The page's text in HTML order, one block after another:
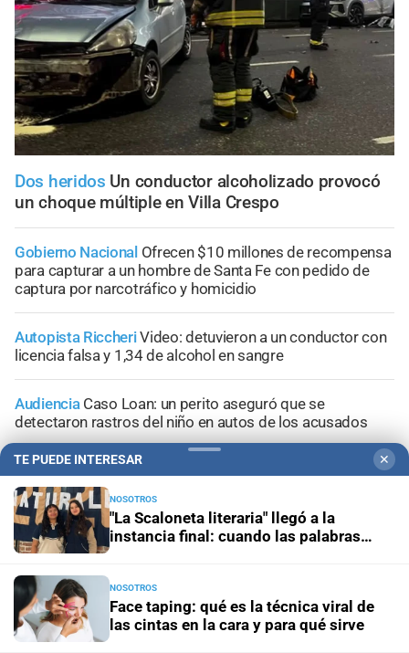
Dos heridos Un conductor alcoholizado provocó
un choque múltiple en Villa Crespo
Gobierno Nacional Ofrecen $10 millones de recompensa
para capturar a un hombre de Santa Fe con pedido de
captura por narcotráfico y homicidio
Autopista RiccheriVideo: detuvieron a un conductor con
licencia falsa y 1,34 de alcohol en sangre
Audiencia Caso Loan: un perito aseguró que se
detectaron rastros del niño en autos de los acusados
Declaración clave: el enfermero aseguró que
Maradona “fue al baño” la noche anterior a su muerte
+Información General
TE PUEDE INTERESAR ✕
NOSOTROS
"La Scaloneta literaria" llegó a la
instancia final: cuando las palabras
NOSOTROS
Face taping: qué es la técnica viral de
las cintas en la cara y para qué sirve